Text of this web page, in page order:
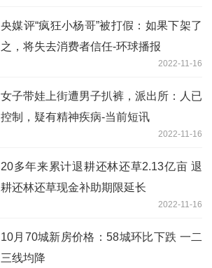
央媒评“疯狂小杨哥”被打假：如果下架了
之，将失去消费者信任-环球播报
2022-11-16
女子带娃上街遭男子扒裤，派出所：人已
控制，疑有精神疾病-当前短讯
2022-11-16
20多年来累计退耕还林还草2.13亿亩 退
耕还林还草现金补助期限延长
2022-11-16
10月70城新房价格：58城环比下跌 一二
三线均降